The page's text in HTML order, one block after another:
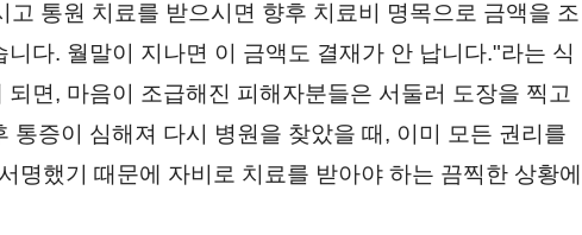
고 통원 치료를 받으시면 향후 치료비 명목으로 금액을 조
다. 월말이 지나면 이 금액도 결재가 안 납니다."라는 식
되면, 마음이 조급해진 피해자분들은 서둘러 도장을 찍고
통증이 심해져 다시 병원을 찾았을 때, 이미 모든 권리를
명했기 때문에 자비로 치료를 받아야 하는 끔찍한 상황에